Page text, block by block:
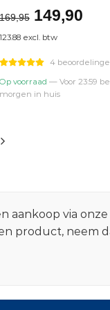
prijs
was:
€169,95.
149,90
123.88 excl. btw
4
Op voorraad — Voor 23:59
morgen in huis
aankoop via
product, neem